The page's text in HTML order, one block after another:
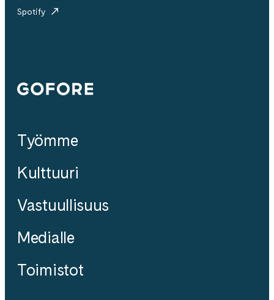
Spotify
Gofore
Työmme
Kulttuuri
Vastuullisuus
Medialle
Toimistot